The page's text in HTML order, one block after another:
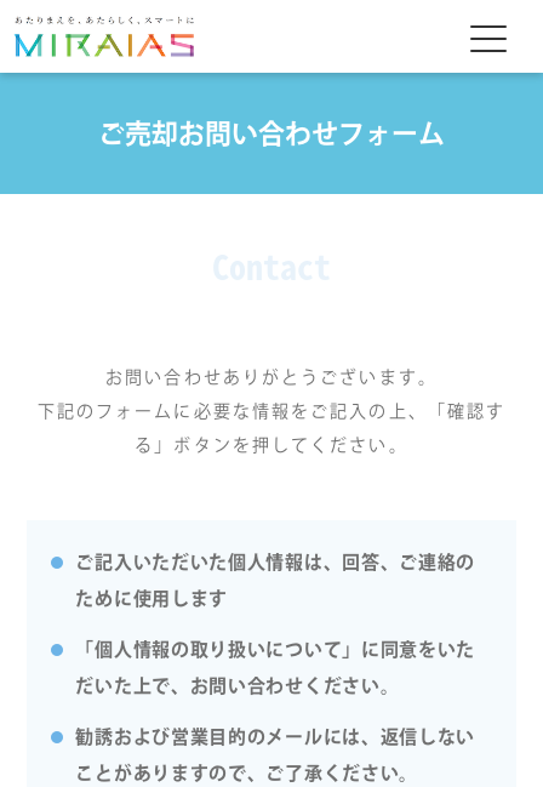
ご売却お問い合わせフォーム
お問い合わせありがとうございます。
下記のフォームに必要な情報をご記入の上、「確認す
る」ボタンを押してください。
ご記入いただいた個人情報は、回答、ご連絡の
ために使用します
「個人情報の取り扱いについて」に同意をいた
だいた上で、お問い合わせください。
勧誘および営業目的のメールには、返信しない
ことがありますので、ご了承ください。